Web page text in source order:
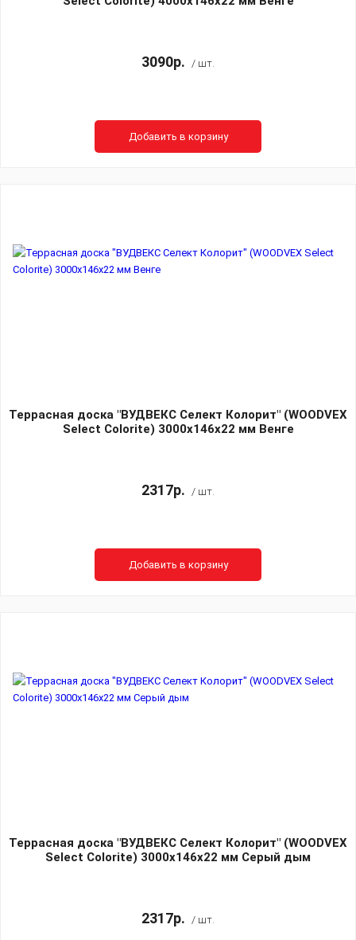
3090р. / шт.
Добавить в корзину
Террасная доска "ВУДВЕКС Селект Колорит" (WOODVEX
Select Colorite) 3000х146х22 мм Венге
2317р. / шт.
Добавить в корзину
Террасная доска "ВУДВЕКС Селект Колорит" (WOODVEX
Select Colorite) 3000х146х22 мм Серый дым
2317р. / шт.